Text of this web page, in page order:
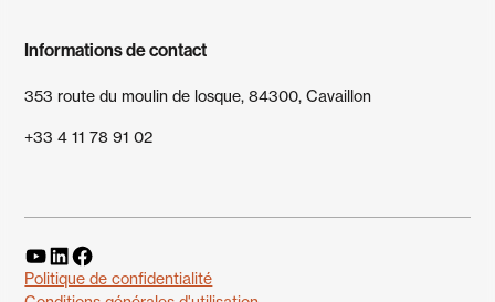
Informations de contact
353 route du moulin de losque, 84300, Cavaillon
+33 4 11 78 91 02
Politique de confidentialité